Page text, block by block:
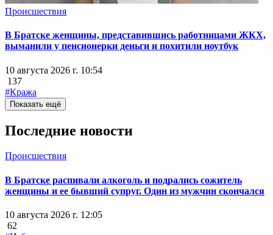
Происшествия
В Братске женщины, представившись работницами ЖКХ,
выманили у пенсионерки деньги и похитили ноутбук
10 августа 2026 г. 10:54
137
#Кража
Показать ещё
Последние новости
Происшествия
В Братске распивали алкоголь и подрались сожитель
женщины и ее бывший супруг. Один из мужчин скончался
10 августа 2026 г. 12:05
62